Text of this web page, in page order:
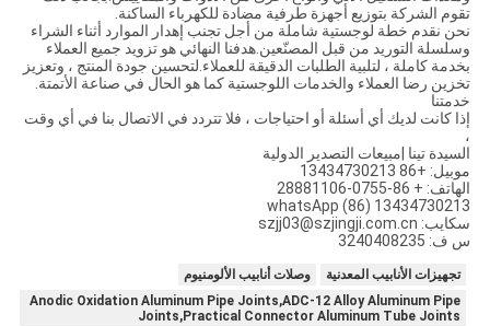
تقوم الشركة بتوزيع أجهزة طرفية مضادة للكهرباء الساكنة.
نحن نقدم خطة لوجستية شاملة من أجل تجنب إهدار الموارد أثناء الشراء
وسلسلة التوريد من قبل المصنّعين.هدفنا النهائي هو تزويد جميع العملاء
بخدمة كاملة ، لتلبية الطلبات الدقيقة للعملاء.لتحسين جودة المنتج ، وتعزيز
تخزين رضا العملاء والخدمات اللوجستية كما هو الحال في صناعة الأتمتة.
خدمتنا
إذا كانت لديك أي أسئلة أو احتياجات ، فلا تتردد في الاتصال بنا في أي وقت
،
السيدة تينا |مبيعات التصدير الدولية
موبيل: +86 13434730213
الهاتف: + 86-0755-28881106
whatsApp (86) 13434730213
سكايب: szjj03@szjingji.com.cn
س ف: 3240408235
تجهيزات الأنابيب المعدنية
وصلات أنابيب الألومنيوم
Anodic Oxidation Aluminum Pipe Joints,ADC-12 Alloy Aluminum Pipe
Joints,Practical Connector Aluminum Tube Joints